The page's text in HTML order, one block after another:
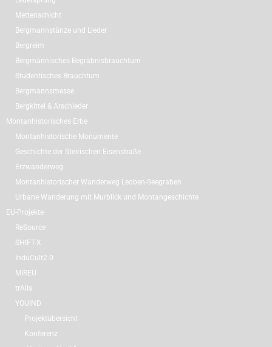
Mettenschicht
Bergmannstänze und Lieder
Bergreim
Bergmännisches Begräbnisbrauchtum
Studentisches Brauchtum
Bergmannsmesse
Bergkittel & Arschleder
Montanhistorisches Erbe
Montanhistorische Monumente
Geschichte der Steirischen Eisenstraße
Erzwanderweg
Montanhistorischer Wanderweg Leoben-Seegraben
Urbane Wanderung mit Murblick und Montangeschichte
EU-Projekte
ReSource
SHIFT-X
InduCult2.0
MIREU
trAils
YOUIND
Projektübersicht
Konferenz